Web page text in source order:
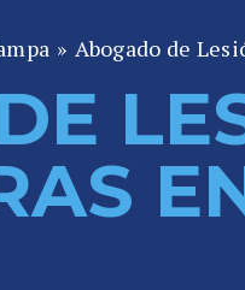
» Abogado de